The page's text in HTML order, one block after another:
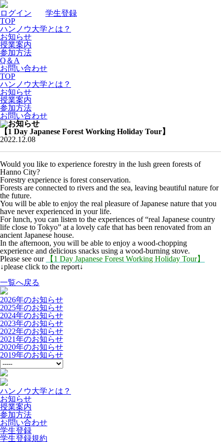
ログイン
学生登録
TOP
ハンノウ大学とは？
お知らせ
授業案内
参加方法
Q＆A
お問い合わせ
TOP
ハンノウ大学とは？
お知らせ
授業案内
参加方法
お問い合わせ
【1 Day Japanese Forest Working Holiday Tour】
2022.12.08
Would you like to experience forestry in the lush green forests of
Hanno City?
Forestry experience is forest conservation.
Forests are connected to rivers and the sea, leaving beautiful nature for
the future.
You will be able to enjoy the real pleasure of Japanese nature that you
have never experienced in your life.
For lunch, you can listen to the experiences of “real Japanese country
life close to Tokyo” at a lovely cafe that has been renovated from an
ancient Japanese house.
In the afternoon, you will be able to enjoy a wood-chopping
experience and delicious snacks using a wood-burning stove.
Please see our
【1 Day Japanese Forest Working Holiday Tour】
↓please click to the report↓
一覧へ戻る
2026年のお知らせ
2025年のお知らせ
2024年のお知らせ
2023年のお知らせ
2022年のお知らせ
2021年のお知らせ
2020年のお知らせ
2019年のお知らせ
ハンノウ大学とは？
お知らせ
授業案内
参加方法
お問い合わせ
学生登録
学生登録規約